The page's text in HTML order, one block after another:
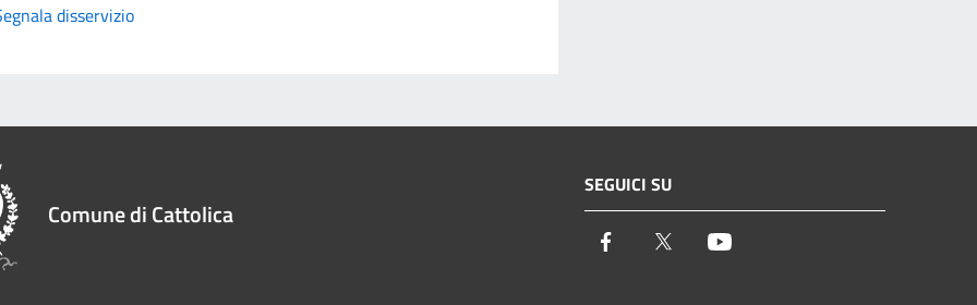
disservizio
Comune di Cattolica
SEGUICI SU
Facebook Twitter